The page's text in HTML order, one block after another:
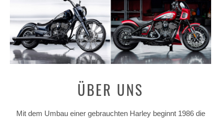
ÜBER UNS
Mit dem Umbau einer gebrauchten Harley beginnt 1986 die